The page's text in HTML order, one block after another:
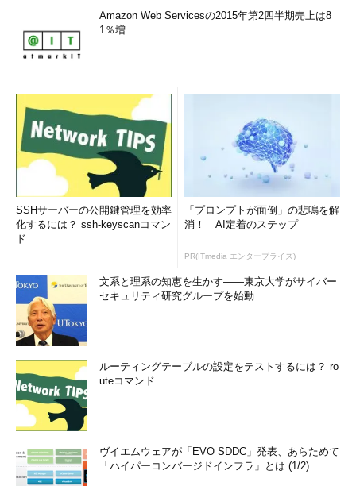
Amazon Web Servicesの2015年第2四半期売上は8
1％増
SSHサーバーの公開鍵管理を効率
化するには？ ssh-keyscanコマン
ド
「プロンプトが面倒」の悲鳴を解
消！ AI定着のステップ
PR(ITmedia エンタープライズ)
文系と理系の知恵を生かす――東京大学がサイバー
セキュリティ研究グループを始動
ルーティングテーブルの設定をテストするには？ ro
uteコマンド
ヴイエムウェアが「EVO SDDC」発表、あらためて
「ハイパーコンバージドインフラ」とは (1/2)